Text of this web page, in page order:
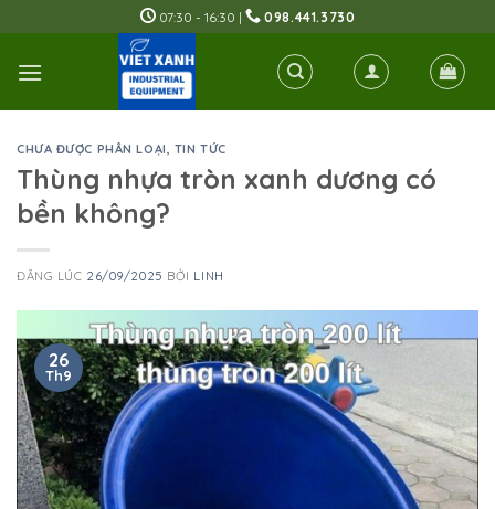
to
content
07:30 - 16:30 | 098.441.3730
CHƯA ĐƯỢC PHÂN LOẠI, TIN TỨC
Thùng nhựa tròn xanh dương có
bền không?
ĐĂNG LÚC 26/09/2025 BỞI LINH
26
Th9